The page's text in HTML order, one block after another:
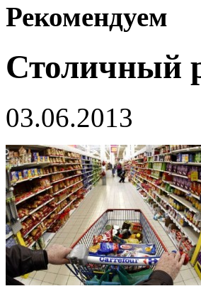
Рекомендуем
Столичный
03.06.2013